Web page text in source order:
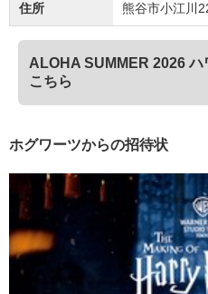
住所 熊谷市小江川
ALOHA SUMMER 2026
こちら
ホグワーツからの招待状